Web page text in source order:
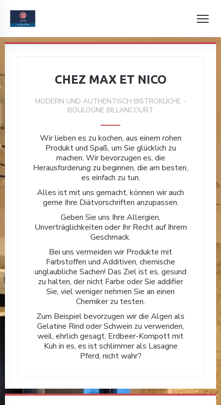
CHEZ MAX ET NICO
MODERN UND AUTHENTISCH BISTROKÜCHE -
BOULOGNE BILLANCOURT
Wir lieben es zu kochen, aus einem rohen
Produkt und Spaß, um Sie glücklich zu
machen. Wir bevorzugen es, die
Herausforderung zu beginnen, die am besten,
es einfach zu tun.
Alles ist mit uns gemacht, können wir auch
gerne Ihre Diätvorschriften anzupassen.
Geben Sie uns Ihre Allergien,
Unverträglichkeiten oder Ihr Recht auf Ihrem
Geschmack.
Bei uns vermeiden wir Produkte mit
Farbstoffen und Additiven, chemische
unglaubliche Sachen! Das Ziel ist es, gesund
zu halten, der nicht Farbe oder Sie addifier
Sie, viel weniger nehmen Sie an einen
Chemiker zu testen.
Zum Beispiel bevorzugen wir die Algen als
Gelatine Rind oder Schwein zu verwenden,
weil, ehrlich gesagt, Erdbeer-Kompott mit
Kuh in es, es ist schlimmer als Lasagne
Pferd, nicht wahr?